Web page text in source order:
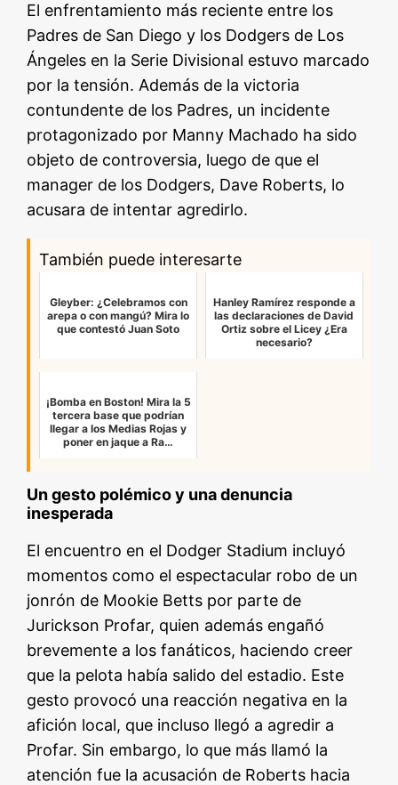
El enfrentamiento más reciente entre los
Padres de San Diego y los Dodgers de Los
Ángeles en la Serie Divisional estuvo marcado
por la tensión. Además de la victoria
contundente de los Padres, un incidente
protagonizado por Manny Machado ha sido
objeto de controversia, luego de que el
manager de los Dodgers, Dave Roberts, lo
acusara de intentar agredirlo.
También puede interesarte
Gleyber: ¿Celebramos con
arepa o con mangú? Mira lo
que contestó Juan Soto
Hanley Ramírez responde a
las declaraciones de David
Ortiz sobre el Licey ¿Era
necesario?
¡Bomba en Boston! Mira la 5
tercera base que podrían
llegar a los Medias Rojas y
poner en jaque a Ra…
Un gesto polémico y una denuncia
inesperada
El encuentro en el Dodger Stadium incluyó
momentos como el espectacular robo de un
jonrón de Mookie Betts por parte de
Jurickson Profar, quien además engañó
brevemente a los fanáticos, haciendo creer
que la pelota había salido del estadio. Este
gesto provocó una reacción negativa en la
afición local, que incluso llegó a agredir a
Profar. Sin embargo, lo que más llamó la
atención fue la acusación de Roberts hacia